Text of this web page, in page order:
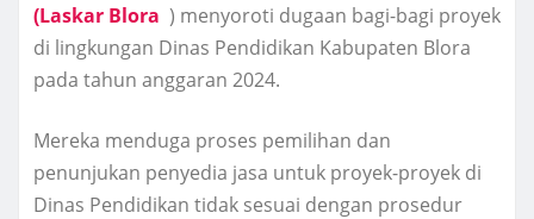
(Laskar Blora ) menyoroti dugaan bagi-bagi proyek
di lingkungan Dinas Pendidikan Kabupaten Blora
pada tahun anggaran 2024.
Mereka menduga proses pemilihan dan
penunjukan penyedia jasa untuk proyek-proyek di
Dinas Pendidikan tidak sesuai dengan prosedur